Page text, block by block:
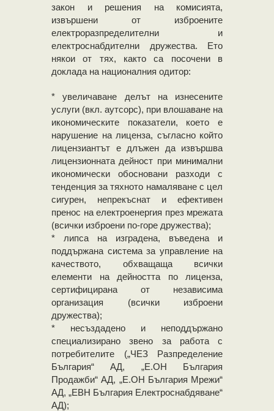
закон и решения на комисията,
извършени от изброените
електроразпределителни и
електроснабдителни дружества. Ето
някои от тях, както са посочени в
доклада на националния одитор:
* увеличаване делът на изнесените
услуги (вкл. аутсорс), при влошаване на
икономическите показатели, което е
нарушение на лиценза, съгласно който
лицензиантът е длъжен да извършва
лицензионната дейност при минимални
икономически обосновани разходи с
тенденция за тяхното намаляване с цел
сигурен, непрекъснат и ефективен
пренос на електроенергия през мрежата
(всички изброени по-горе дружества);
* липса на изградена, въведена и
поддържана система за управление на
качеството, обхващаща всички
елементи на дейността по лиценза,
сертифицирана от независима
организация (всички изброени
дружества);
* несъздадено и неподдържано
специализирано звено за работа с
потребителите („ЧЕЗ Разпределение
България“ АД, „Е.ОН България
Продажби“ АД, „Е.ОН България Мрежи“
АД, „ЕВН България Електроснабдяване“
АД);